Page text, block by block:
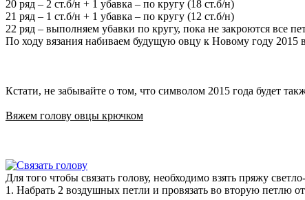
20 ряд – 2 ст.б/н + 1 убавка – по кругу (18 ст.б/н)
21 ряд – 1 ст.б/н + 1 убавка – по кругу (12 ст.б/н)
22 ряд – выполняем убавки по кругу, пока не закроются все
По ходу вязания набиваем будущую овцу к Новому году 2015
Кстати, не забывайте о том, что символом 2015 года будет
Вяжем голову овцы крючком
Для того чтобы связать голову, необходимо взять пряжу
1. Набрать 2 воздушных петли и провязать во вторую петлю